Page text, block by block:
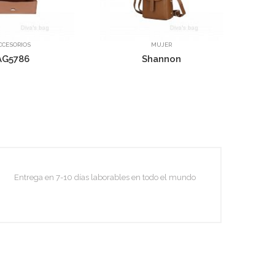
MUJER
Shannon
MUJER
Mary
Entrega en 7-10 días laborables en todo el mundo